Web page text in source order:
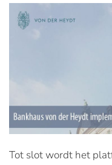
Tot slot wordt het